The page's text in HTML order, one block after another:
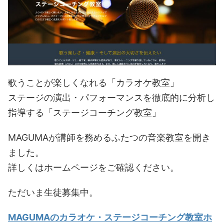
歌うことが楽しくなれる「カラオケ教室」
ステージの演出・パフォーマンスを徹底的に分析し
指導する「ステージコーチング教室」
MAGUMAが講師を務めるふたつの音楽教室を開き
ました。
詳しくはホームページをご確認ください。
ただいま生徒募集中。
MAGUMAのカラオケ・ステージコーチング教室ホ